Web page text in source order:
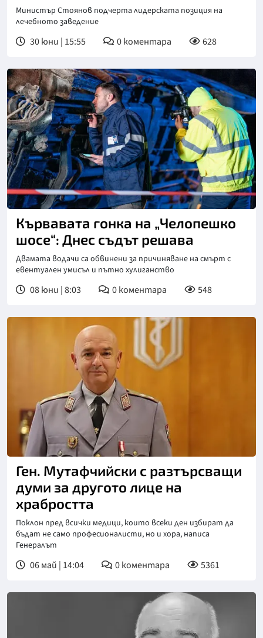
Министър Стоянов подчерта лидерската позиция на
лечебното заведение
30 юни | 15:55 0коментара 628
Кървавата гонка на „Челопешко
шосе“: Днес съдът решава
Двамата водачи са обвинени за причиняване на смърт с
евентуален умисъл и пътно хулиганство
08 юни | 8:03 0коментара 548
Ген. Мутафчийски с разтърсващи
думи за другото лице на
храбростта
Поклон пред всички медици, които всеки ден избират да
бъдат не само професионалисти, но и хора, написа
Генералът
06 май | 14:04 0коментара 5361